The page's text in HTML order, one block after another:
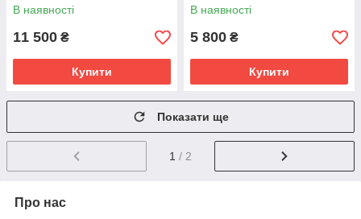
В наявності
11 500 ₴
Купити
В наявності
5 800 ₴
Купити
Показати ще
1 / 2
Про нас